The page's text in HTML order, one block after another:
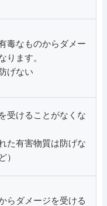
毒なものからダメー
ります。
げない
受けることがなくな
た有害物質は防げな
）
らダメージを受ける